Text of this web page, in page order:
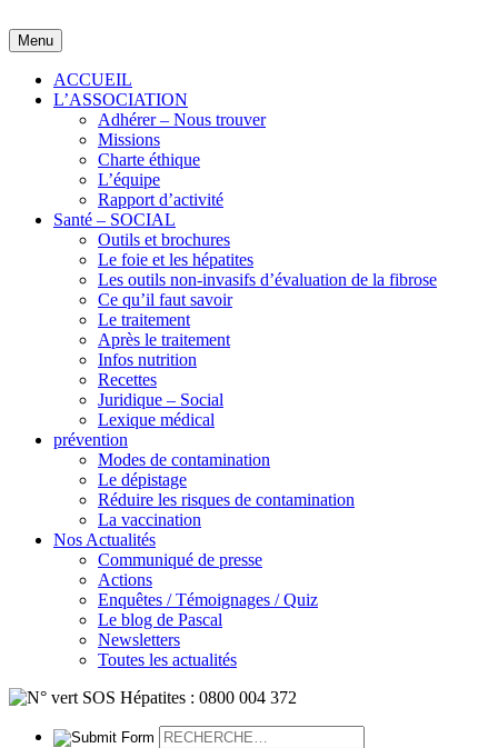
to
content
Menu
ACCUEIL
L’ASSOCIATION
Adhérer – Nous trouver
Missions
Charte éthique
L’équipe
Rapport d’activité
Santé – SOCIAL
Outils et brochures
Le foie et les hépatites
Les outils non-invasifs d’évaluation de la fibrose
Ce qu’il faut savoir
Le traitement
Après le traitement
Infos nutrition
Recettes
Juridique – Social
Lexique médical
prévention
Modes de contamination
Le dépistage
Réduire les risques de contamination
La vaccination
Nos Actualités
Communiqué de presse
Actions
Enquêtes / Témoignages / Quiz
Le blog de Pascal
Newsletters
Toutes les actualités